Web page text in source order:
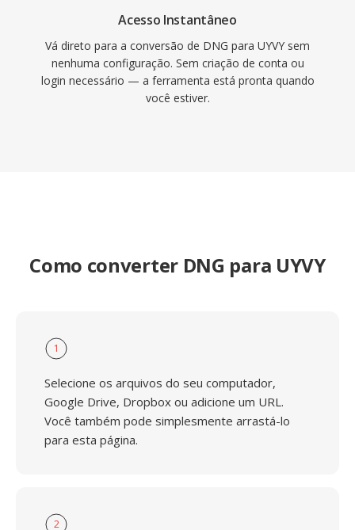
Acesso Instantâneo
Vá direto para a conversão de DNG para UYVY sem
nenhuma configuração. Sem criação de conta ou
login necessário — a ferramenta está pronta quando
você estiver.
Como converter DNG para UYVY
1
Selecione os arquivos do seu computador,
Google Drive, Dropbox ou adicione um URL.
Você também pode simplesmente arrastá-lo
para esta página.
2